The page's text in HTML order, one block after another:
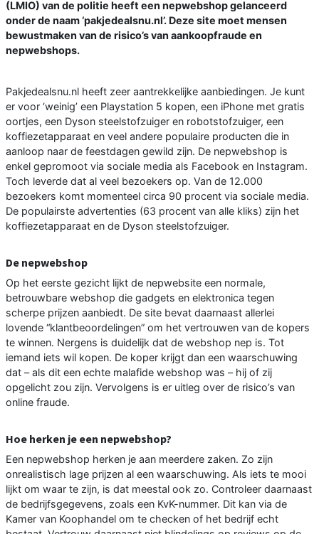
(LMIO) van de politie heeft een nepwebshop gelanceerd
onder de naam ‘pakjedealsnu.nl’. Deze site moet mensen
bewustmaken van de risico’s van aankoopfraude en
nepwebshops.
Pakjedealsnu.nl heeft zeer aantrekkelijke aanbiedingen. Je kunt
er voor ‘weinig’ een Playstation 5 kopen, een iPhone met gratis
oortjes, een Dyson steelstofzuiger en robotstofzuiger, een
koffiezetapparaat en veel andere populaire producten die in
aanloop naar de feestdagen gewild zijn. De nepwebshop is
enkel gepromoot via sociale media als Facebook en Instagram.
Toch leverde dat al veel bezoekers op. Van de 12.000
bezoekers komt momenteel circa 90 procent via sociale media.
De populairste advertenties (63 procent van alle kliks) zijn het
koffiezetapparaat en de Dyson steelstofzuiger.
De nepwebshop
Op het eerste gezicht lijkt de nepwebsite een normale,
betrouwbare webshop die gadgets en elektronica tegen
scherpe prijzen aanbiedt. De site bevat daarnaast allerlei
lovende “klantbeoordelingen” om het vertrouwen van de kopers
te winnen. Nergens is duidelijk dat de webshop nep is. Tot
iemand iets wil kopen. De koper krijgt dan een waarschuwing
dat – als dit een echte malafide webshop was – hij of zij
opgelicht zou zijn. Vervolgens is er uitleg over de risico’s van
online fraude.
Hoe herken je een nepwebshop?
Een nepwebshop herken je aan meerdere zaken. Zo zijn
onrealistisch lage prijzen al een waarschuwing. Als iets te mooi
lijkt om waar te zijn, is dat meestal ook zo. Controleer daarnaast
de bedrijfsgegevens, zoals een KvK-nummer. Dit kan via de
Kamer van Koophandel om te checken of het bedrijf echt